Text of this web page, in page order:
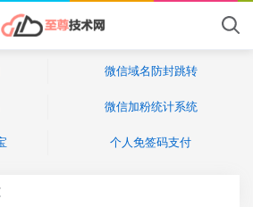
微信域名防封跳转
微信加粉统计系统
个人免签码支付